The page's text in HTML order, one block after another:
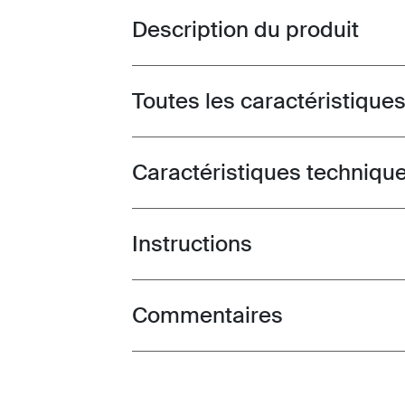
Toggle overview
Description du produit
Toggle features
Toutes les caractéristiques
Toggle techspec
Caractéristiques
Toggle guides and instructions
Instructions
Toggle overview
Commentaires